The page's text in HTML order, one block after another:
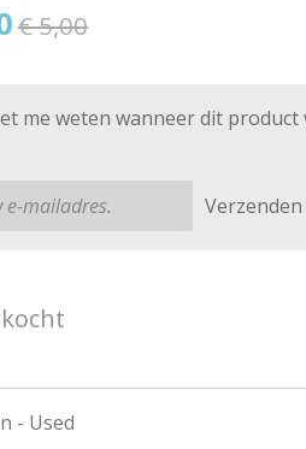
€ 5,00
me weten wanneer dit
Verzenden
- Used